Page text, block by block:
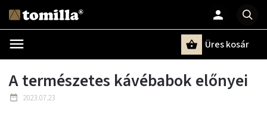
Üres kosár
A természetes kávébabok előnyei
2023.07.23